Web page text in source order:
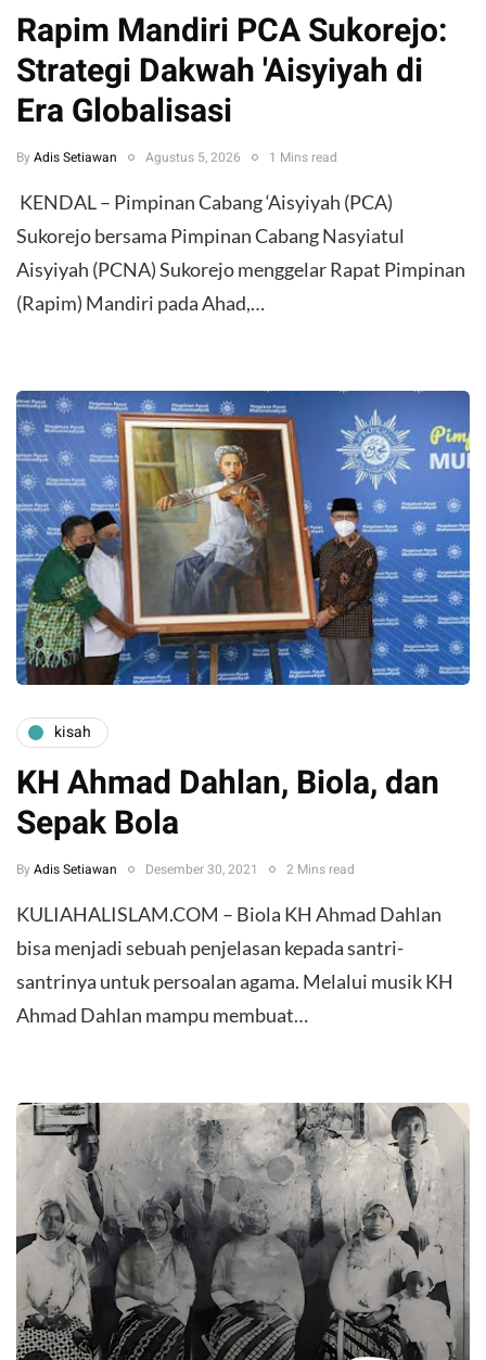
Rapim Mandiri PCA Sukorejo:
Strategi Dakwah 'Aisyiyah di
Era Globalisasi
By Adis Setiawan Agustus 5, 2026 1 Mins read
​ KENDAL – Pimpinan Cabang ‘Aisyiyah (PCA)
Sukorejo bersama Pimpinan Cabang Nasyiatul
Aisyiyah (PCNA) Sukorejo menggelar Rapat Pimpinan
(Rapim) Mandiri pada Ahad,…
kisah
KH Ahmad Dahlan, Biola, dan
Sepak Bola
By Adis Setiawan Desember 30, 2021 2 Mins read
KULIAHALISLAM.COM – Biola KH Ahmad Dahlan
bisa menjadi sebuah penjelasan kepada santri-
santrinya untuk persoalan agama. Melalui musik KH
Ahmad Dahlan mampu membuat…